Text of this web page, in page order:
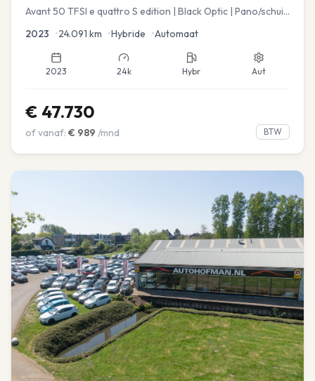
Avant 50 TFSI e quattro S edition | Black Optic | Pano/schuif
2023 •24.091 km •Hybride •Automaat
2023 24k Hybr Aut
€ 47.730
of vanaf: € 989 /mnd BTW